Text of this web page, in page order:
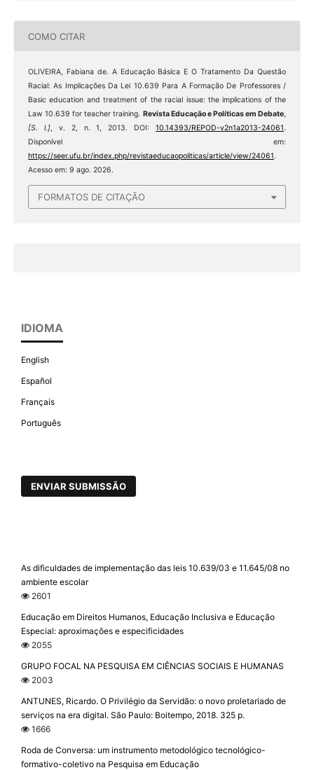
COMO CITAR
OLIVEIRA, Fabiana de. A Educação Básica E O Tratamento Da Questão
Racial: As Implicações Da Lei 10.639 Para A Formação De Professores /
Basic education and treatment of the racial issue: the implications of the
Law 10.639 for teacher training. Revista Educação e Políticas em Debate,
[S. l.], v. 2, n. 1, 2013. DOI:10.14393/REPOD-v2n1a2013-24061.
Disponível em:
https://seer.ufu.br/index.php/revistaeducaopoliticas/article/view/24061.
Acesso em: 9 ago. 2026.
FORMATOS DE CITAÇÃO
IDIOMA
English
Español
Français
Português
ENVIAR SUBMISSÃO
As dificuldades de implementação das leis 10.639/03 e 11.645/08 no
ambiente escolar
2601
Educação em Direitos Humanos, Educação Inclusiva e Educação
Especial: aproximações e especificidades
2055
GRUPO FOCAL NA PESQUISA EM CIÊNCIAS SOCIAIS E HUMANAS
2003
ANTUNES, Ricardo. O Privilégio da Servidão: o novo proletariado de
serviços na era digital. São Paulo: Boitempo, 2018. 325 p.
1666
Roda de Conversa: um instrumento metodológico tecnológico-
formativo-coletivo na Pesquisa em Educação